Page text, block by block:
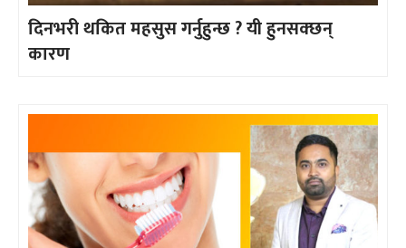
दिनभरी थकित महसुस गर्नुहुन्छ ? यी हुनसक्छन्
कारण